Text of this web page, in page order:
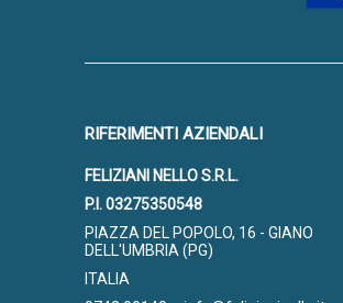
RIFERIMENTI AZIENDALI
FELIZIANI NELLO S.R.L.
P.I. 03275350548
PIAZZA DEL POPOLO, 16 - GIANO
DELL'UMBRIA (PG)
ITALIA